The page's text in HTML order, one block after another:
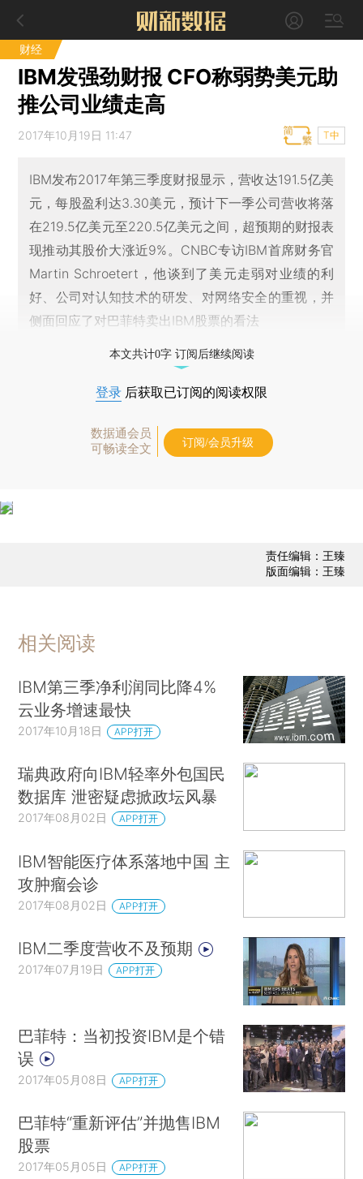
财经
IBM发强劲财报 CFO称弱势美元助
推公司业绩走高
2017年10月19日 11:47 T中
IBM发布2017年第三季度财报显示，营收达191.5亿美
元，每股盈利达3.30美元，预计下一季公司营收将落
在219.5亿美元至220.5亿美元之间，超预期的财报表
现推动其股价大涨近9%。CNBC专访IBM首席财务官
Martin Schroetert，他谈到了美元走弱对业绩的利
好、公司对认知技术的研发、对网络安全的重视，并
侧面回应了对巴菲特卖出IBM股票的看法
本文共计0字 订阅后继续阅读
登录 后获取已订阅的阅读权限
数据通会员
可畅读全文
订阅/会员升级
责任编辑：王臻
版面编辑：王臻
相关阅读
IBM第三季净利润同比降4%
云业务增速最快
2017年10月18日 APP打开
瑞典政府向IBM轻率外包国民
数据库 泄密疑虑掀政坛风暴
2017年08月02日 APP打开
IBM智能医疗体系落地中国 主
攻肿瘤会诊
2017年08月02日 APP打开
IBM二季度营收不及预期
2017年07月19日 APP打开
巴菲特：当初投资IBM是个错
误
2017年05月08日 APP打开
巴菲特“重新评估”并抛售IBM
股票
2017年05月05日 APP打开